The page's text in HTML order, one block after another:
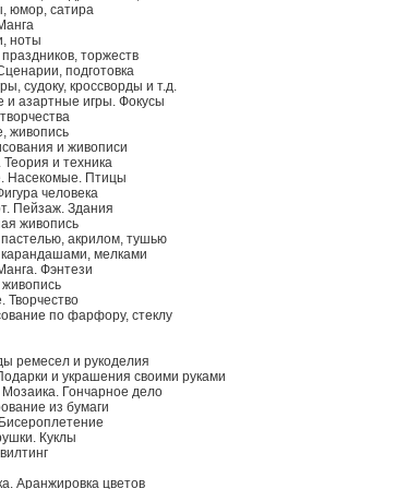
юмор, сатира
ноты
торжеств
подготовка
судоку, кроссворды и т.д.
и азартные игры. Фокусы
живопись
и живописи
и техника
Насекомые. Птицы
человека
Пейзаж. Здания
живопись
акрилом, тушью
мелками
Фэнтези
Творчество
по фарфору, стеклу
ремесел и рукоделия
и украшения своими руками
Мозаика. Гончарное дело
из бумаги
Куклы
Аранжировка цветов